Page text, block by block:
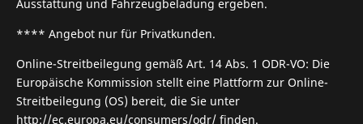
Ausstattung und Fahrzeugbeladung ergeben.
**** Angebot nur für Privatkunden.
Online-Streitbeilegung gemäß Art. 14 Abs. 1 ODR-VO: Die
Europäische Kommission stellt eine Plattform zur Online-
Streitbeilegung (OS) bereit, die Sie unter
http://ec.europa.eu/consumers/odr/ finden.